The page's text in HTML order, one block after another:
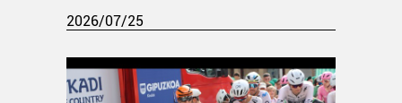
2026/07/25